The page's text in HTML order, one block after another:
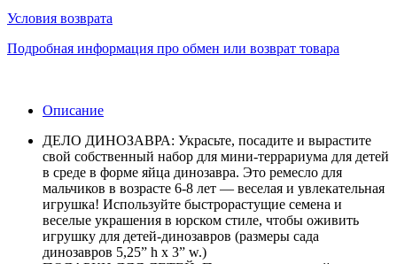
Условия возврата
Подробная информация про обмен или возврат товара
Описание
ДЕЛО ДИНОЗАВРА: Украсьте, посадите и вырастите
свой собственный набор для мини-террариума для детей
в среде в форме яйца динозавра. Это ремесло для
мальчиков в возрасте 6-8 лет — веселая и увлекательная
игрушка! Используйте быстрорастущие семена и
веселые украшения в юрском стиле, чтобы оживить
игрушку для детей-динозавров (размеры сада
динозавров 5,25” h x 3” w.)